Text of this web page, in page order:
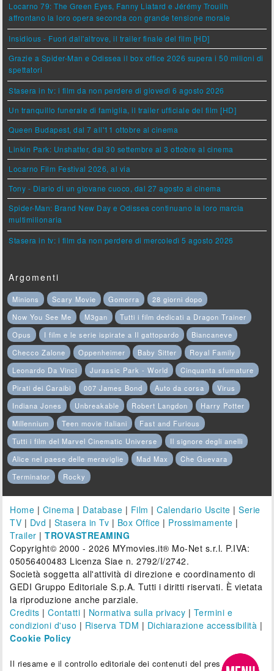
Locarno 79: The Green Eyes, Fanny Liatard e Jérémy Trouilh
affrontano la loro opera seconda con grande tensione morale
Insidious - Fuori dall'altrove, il trailer finale del film [HD]
Grazie a Spider-Man e Odissea il box office 2026 supera i 50 milioni di
spettatori
Stasera in tv: i film da non perdere di giovedì 6 agosto 2026
Un tranquillo funerale di famiglia, il trailer ufficiale del film [HD]
Queen Budapest, dal 7 all'11 ottobre al cinema
Linkin Park: Unshatter, dal 30 settembre al 3 ottobre al cinema
Locarno Film Festival 2026, al via
Tony - Diario di un giovane cuoco, dal 27 agosto al cinema
Spider-Man: Brand New Day e Odissea continuano la loro marcia
multimilionaria
Stasera in tv: i film da non perdere di mercoledì 5 agosto 2026
Argomenti
Minions Scary Movie Gomorra
28 giorni dopo
Now You See Me
M3gan
Tutti i film dedicati a Dragon Trainer
Opus
I film e le serie ispirate a Il gattopardo
Biancaneve
Checco Zalone
Oppenheimer Baby Sitter
Royal Family
Leonardo Da Vinci
Jurassic Park - World
Cinquanta sfumature
Pirati dei Caraibi
007 James Bond Auto da corsa
Virus
Indiana Jones
Unbreakable Robert Langdon
Harry Potter
Millennium
Teen movie italiani
Fast and Furious
Tutti i film del Marvel Cinematic Universe
Il signore degli anelli
Alice nel paese delle meraviglie
Mad Max
Che Guevara
Terminator
Rocky
Home | Cinema | Database | Film |Calendario Uscite |Serie
TV | Dvd | Stasera in Tv | Box Office | Prossimamente |
Trailer |TROVASTREAMING
Copyright© 2000 - 2026 MYmovies.it® Mo-Net s.r.l. P.IVA:
05056400483 Licenza Siae n. 2792/I/2742.
Società soggetta all'attività di direzione e coordinamento di
GEDI Gruppo Editoriale S.p.A. Tutti i diritti riservati. È vietata
la riproduzione anche parziale.
Credits |Contatti | Normativa sulla privacy | Termini e
condizioni d'uso | Riserva TDM | Dichiarazione accessibilità |
Cookie Policy
Il riesame e il controllo editoriale dei contenuti del presente sito